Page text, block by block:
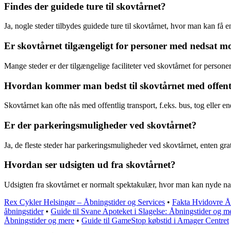
Findes der guidede ture til skovtårnet?
Ja, nogle steder tilbydes guidede ture til skovtårnet, hvor man kan få
Er skovtårnet tilgængeligt for personer med nedsat
Mange steder er der tilgængelige faciliteter ved skovtårnet for
Hvordan kommer man bedst til skovtårnet med
Skovtårnet kan ofte nås med offentlig transport, f.eks. bus, tog eller
Er der parkeringsmuligheder ved skovtårnet?
Ja, de fleste steder har parkeringsmuligheder ved skovtårnet, enten
Hvordan ser udsigten ud fra skovtårnet?
Udsigten fra skovtårnet er normalt spektakulær, hvor man kan nyde
Rex Cykler Helsingør – Åbningstider og Services • Fakta Hvidovre
åbningstider• Guide til Svane Apoteket i Slagelse: Åbningstider og
Åbningstider og mere • Guide til GameStop købstid i Amager Centret